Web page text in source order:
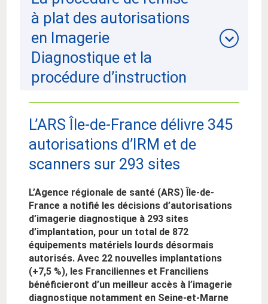
à plat des autorisations
en Imagerie
Diagnostique et la
procédure d’instruction
L’ARS Île-de-France délivre 345
autorisations d’IRM et de
scanners sur 293 sites
L’Agence régionale de santé (ARS) Île-de-
France a notifié les décisions d’autorisations
d’imagerie diagnostique à 293 sites
d’implantation, pour un total de 872
équipements matériels lourds désormais
autorisés. Avec 22 nouvelles implantations
(+7,5 %), les Franciliennes et Franciliens
bénéficieront d’un meilleur accès à l’imagerie
diagnostique notamment en Seine-et-Marne